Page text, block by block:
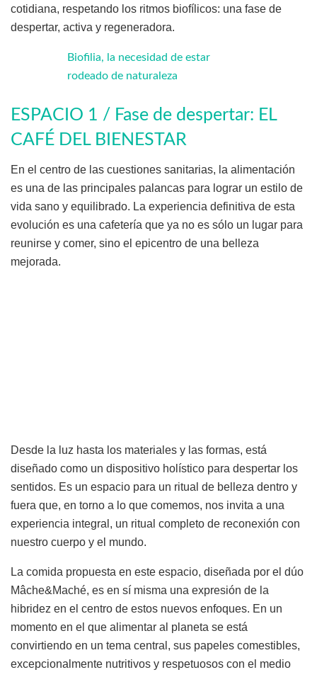
cotidiana, respetando los ritmos biofílicos: una fase de
despertar, activa y regeneradora.
Biofilia, la necesidad de estar
rodeado de naturaleza
ESPACIO 1 / Fase de despertar: EL
CAFÉ DEL BIENESTAR
En el centro de las cuestiones sanitarias, la alimentación
es una de las principales palancas para lograr un estilo de
vida sano y equilibrado. La experiencia definitiva de esta
evolución es una cafetería que ya no es sólo un lugar para
reunirse y comer, sino el epicentro de una belleza
mejorada.
Desde la luz hasta los materiales y las formas, está
diseñado como un dispositivo holístico para despertar los
sentidos. Es un espacio para un ritual de belleza dentro y
fuera que, en torno a lo que comemos, nos invita a una
experiencia integral, un ritual completo de reconexión con
nuestro cuerpo y el mundo.
La comida propuesta en este espacio, diseñada por el dúo
Mâche&Maché, es en sí misma una expresión de la
hibridez en el centro de estos nuevos enfoques. En un
momento en el que alimentar al planeta se está
convirtiendo en un tema central, sus papeles comestibles,
excepcionalmente nutritivos y respetuosos con el medio